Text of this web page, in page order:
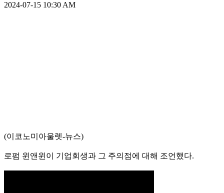
2024-07-15 10:30 AM
(이코노미아울렛-뉴스)
로펌 윈앤윈이 기업회생과 그 주의점에 대해 조언했다.